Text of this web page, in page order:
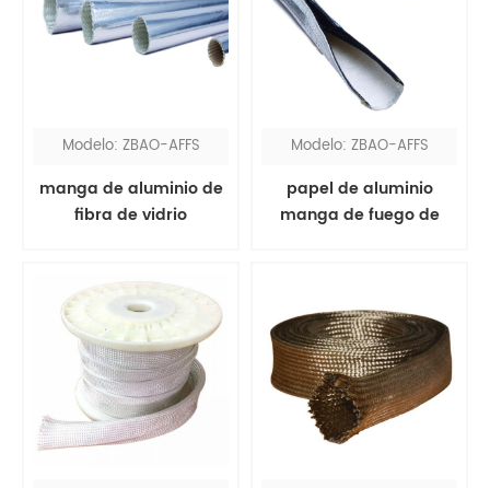
Modelo: ZBAO-AFFS
manga de aluminio de
fibra de vidrio
Modelo: ZBAO-AFFS
papel de aluminio
manga de fuego de